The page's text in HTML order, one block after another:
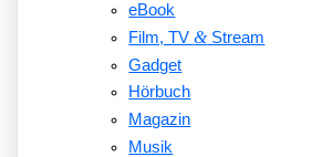
eBook
Film, TV&Stream
Gadget
Hörbuch
Magazin
Musik